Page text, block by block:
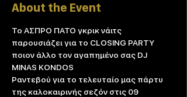
About the Event
Το ΑΣΠΡΟ ΠΑΤΟ γκρικ νάιτς
παρουσιάζει για το CLOSING PARTY
ποιον άλλο τον αγαπημένο σας DJ
MINAS KONDOS
Ραντεβού για το τελευταίο μας πάρτυ
της καλοκαιρινής σεζόν στις 09